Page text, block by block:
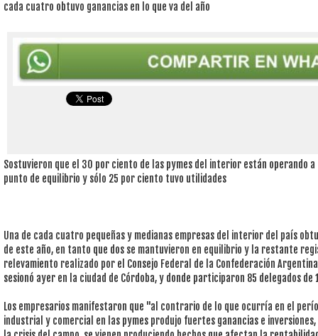
cada cuatro obtuvo ganancias en lo que va del año
Sostuvieron que el 30 por ciento de las pymes del interior están operando
punto de equilibrio y sólo 25 por ciento tuvo utilidades
Una de cada cuatro pequeñas y medianas empresas del interior del país
de este año, en tanto que dos se mantuvieron en equilibrio y la restante
relevamiento realizado por el Consejo Federal de la Confederación Argentina
sesionó ayer en la ciudad de Córdoba, y donde participaron 85 delegados
Los empresarios manifestaron que "al contrario de lo que ocurría en el
industrial y comercial en las pymes produjo fuertes ganancias e